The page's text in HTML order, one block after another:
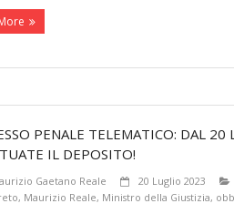
PENALE TELEMATICO: DAL
IL DEPOSITO!
Gaetano Reale 20 Luglio 2023
, Maurizio Reale, Ministro della Giustizia,